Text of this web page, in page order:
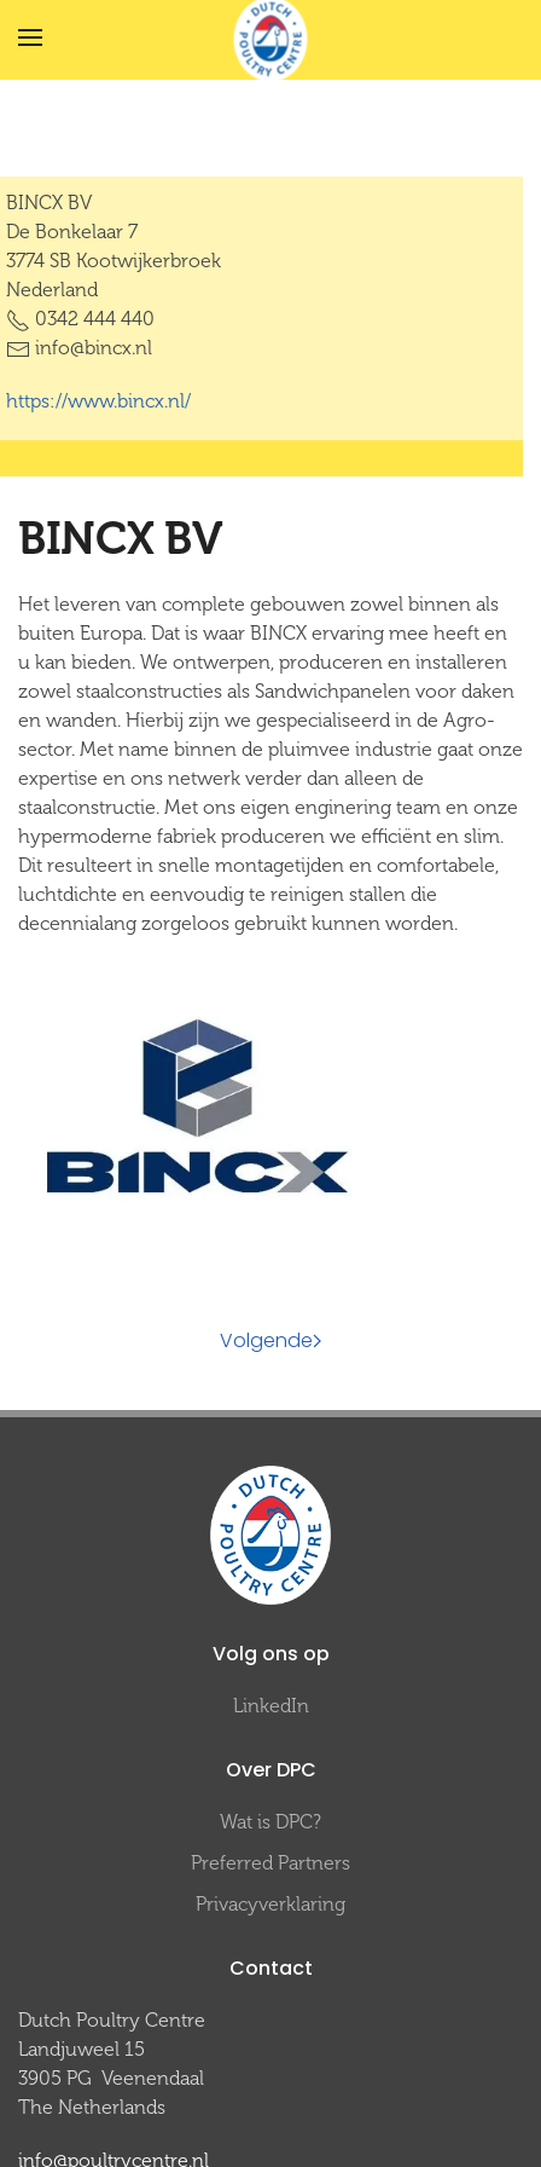
Terug naar hoofdinhoud
BINCX BV
De Bonkelaar 7
3774 SB Kootwijkerbroek
Nederland
0342 444 440
info@bincx.nl
https://www.bincx.nl/
BINCX BV
Het leveren van complete gebouwen zowel binnen als
buiten Europa. Dat is waar BINCX ervaring mee heeft en
u kan bieden. We ontwerpen, produceren en installeren
zowel staalconstructies als Sandwichpanelen voor daken
en wanden. Hierbij zijn we gespecialiseerd in de Agro-
sector. Met name binnen de pluimvee industrie gaat onze
expertise en ons netwerk verder dan alleen de
staalconstructie. Met ons eigen enginering team en onze
hypermoderne fabriek produceren we efficiënt en slim.
Dit resulteert in snelle montagetijden en comfortabele,
luchtdichte en eenvoudig te reinigen stallen die
decennialang zorgeloos gebruikt kunnen worden.
Volgende
Volg ons op
LinkedIn
Over DPC
Wat is DPC?
Preferred Partners
Privacyverklaring
Contact
Dutch Poultry Centre
Landjuweel 15
3905 PG Veenendaal
The Netherlands
info@poultrycentre.nl